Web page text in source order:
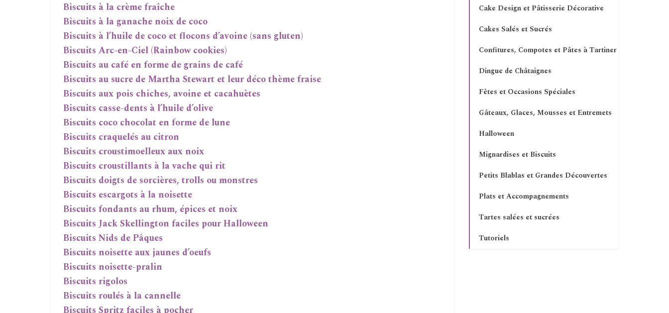
Biscuits à la crème fraîche
Biscuits à la ganache noix de coco
Biscuits à l’huile de coco et flocons d’avoine (sans gluten)
Biscuits Arc-en-Ciel (Rainbow cookies)
Biscuits au café en forme de grains de café
Biscuits au sucre de Martha Stewart et leur déco thème fraise
Biscuits aux pois chiches, avoine et cacahuètes
Biscuits casse-dents à l’huile d’olive
Biscuits coco chocolat en forme de lune
Biscuits craquelés au citron
Biscuits croustimoelleux aux noix
Biscuits croustillants à la vache qui rit
Biscuits doigts de sorcières, trolls ou monstres
Biscuits escargots à la noisette
Biscuits fondants au rhum, épices et noix
Biscuits Jack Skellington faciles pour Halloween
Biscuits Nids de Pâques
Biscuits noisette aux jaunes d’oeufs
Biscuits noisette-pralin
Biscuits rigolos
Biscuits roulés à la cannelle
Biscuits Spritz faciles à pocher
Cake Design et Pâtisserie Décorative
Cakes Salés et Sucrés
Confitures, Compotes et Pâtes à Tartiner
Dingue de Châtaignes
Fêtes et Occasions Spéciales
Gâteaux, Glaces, Mousses et Entremets
Halloween
Mignardises et Biscuits
Petits Blablas et Grandes Découvertes
Plats et Accompagnements
Tartes salées et sucrées
Tutoriels